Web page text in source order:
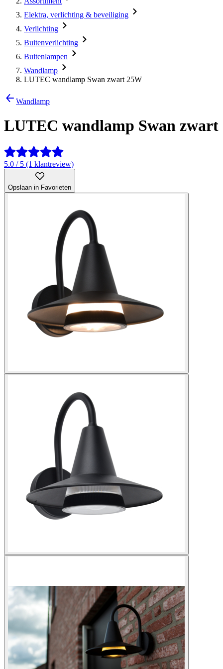
Elektra, verlichting & beveiliging
Verlichting
Buitenverlichting
Buitenlampen
Wandlamp
LUTEC wandlamp Swan zwart 25W
Wandlamp
LUTEC wandlamp Swan zwart
5.0 / 5 (1 klantreview)
Opslaan in Favorieten